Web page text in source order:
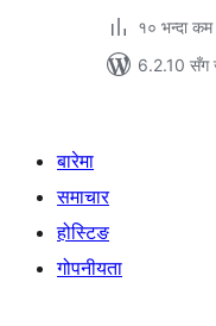
१० भन्दा
6.2.10 सँग
बारेमा
समाचार
होस्टिङ
गोपनीयता